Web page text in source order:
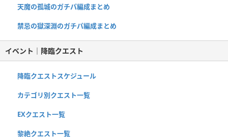
天魔の孤城のガチパ編成まとめ
禁忌の獄深淵のガチパ編成まとめ
イベント｜降臨クエスト
降臨クエストスケジュール
カテゴリ別クエスト一覧
EXクエスト一覧
黎絶クエスト一覧